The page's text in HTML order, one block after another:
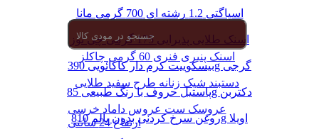
اسنک پنیری فنری 60 گرمی چاکلز
دستبند شیک زنانه طرح سفید طلایی
عروسک ست عروس داماد خرسی
ارتفاع 24 سانتی
اسپاگتی 1.2 رشته ای 700 گرمی مانا
اسنک طلایی پذیرایی 175 گرمی چی توز
بیسکوییت کرم دار کاکائویی 390g گرجی
پاستیل حروف با رنگ طبیعی 85g دکتربن
روغن سرخ کردنی بدون پالم 810g اویلا